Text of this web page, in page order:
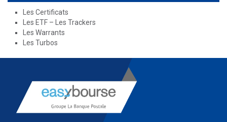
Les Certificats
Les ETF – Les Trackers
Les Warrants
Les Turbos